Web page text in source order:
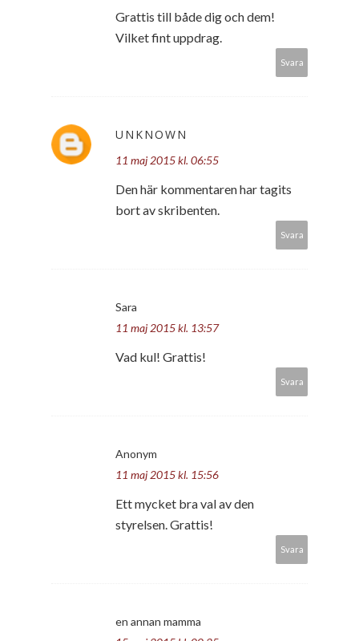
Grattis till både dig och dem!
Vilket fint uppdrag.
Svara
UNKNOWN
11 maj 2015 kl. 06:55
Den här kommentaren har tagits
bort av skribenten.
Svara
Sara
11 maj 2015 kl. 13:57
Vad kul! Grattis!
Svara
Anonym
11 maj 2015 kl. 15:56
Ett mycket bra val av den
styrelsen. Grattis!
Svara
en annan mamma